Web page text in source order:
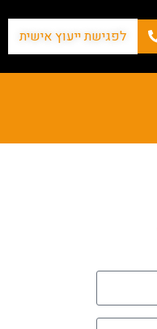
לפגישת ייעוץ אישית